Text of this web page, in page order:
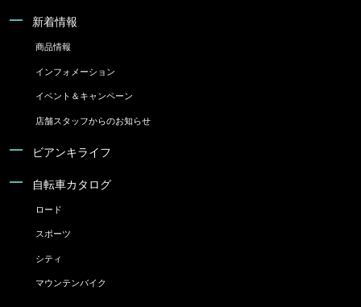
新着情報
商品情報
インフォメーション
イベント＆キャンペーン
店舗スタッフからのお知らせ
ビアンキライフ
自転車カタログ
ロード
スポーツ
シティ
マウンテンバイク